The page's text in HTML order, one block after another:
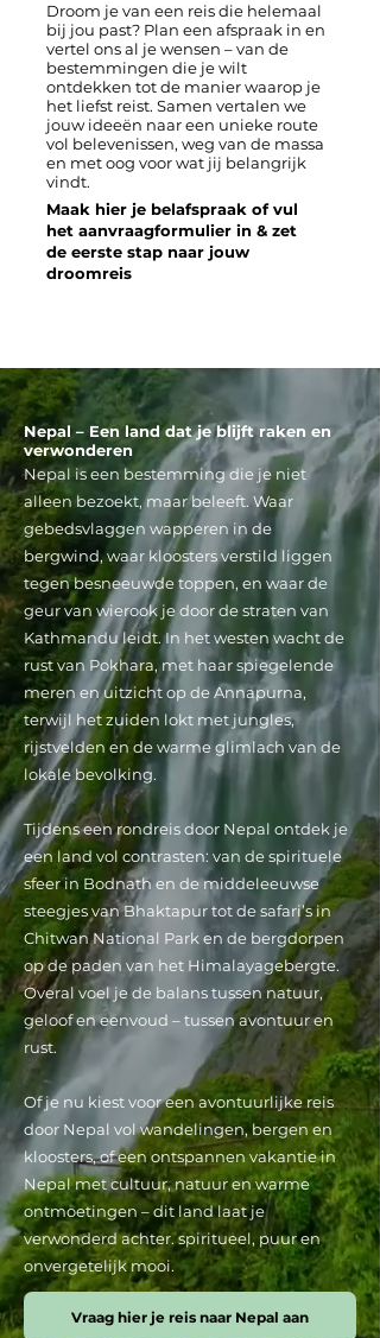
​Droom je van een reis die helemaal
bij jou past? Plan een afspraak in en
vertel ons al je wensen – van de
bestemmingen die je wilt
ontdekken tot de manier waarop je
het liefst reist. Samen vertalen we
jouw ideeën naar een unieke route
vol belevenissen, weg van de massa
en met oog voor wat jij belangrijk
vindt.
Maak hier je belafspraak of vul
het aanvraagformulier in & zet
de eerste stap naar jouw
droomreis
Nepal – Een land dat je blijft raken en
verwonderen
Nepal is een bestemming die je niet
alleen bezoekt, maar beleeft. Waar
gebedsvlaggen wapperen in de
bergwind, waar kloosters verstild liggen
tegen besneeuwde toppen, en waar de
geur van wierook je door de straten van
Kathmandu leidt. In het westen wacht de
rust van Pokhara, met haar spiegelende
meren en uitzicht op de Annapurna,
terwijl het zuiden lokt met jungles,
rijstvelden en de warme glimlach van de
lokale bevolking.
Tijdens een rondreis door Nepal ontdek je
een land vol contrasten: van de spirituele
sfeer in Bodnath en de middeleeuwse
steegjes van Bhaktapur tot de safari’s in
Chitwan National Park en de bergdorpen
op de paden van het Himalayagebergte.
Overal voel je de balans tussen natuur,
geloof en eenvoud – tussen avontuur en
rust.
Of je nu kiest voor een avontuurlijke reis
door Nepal vol wandelingen, bergen en
kloosters, of een ontspannen vakantie in
Nepal met cultuur, natuur en warme
ontmoetingen – dit land laat je
verwonderd achter. spiritueel, puur en
onvergetelijk mooi.
Vraag hier je reis naar Nepal aan